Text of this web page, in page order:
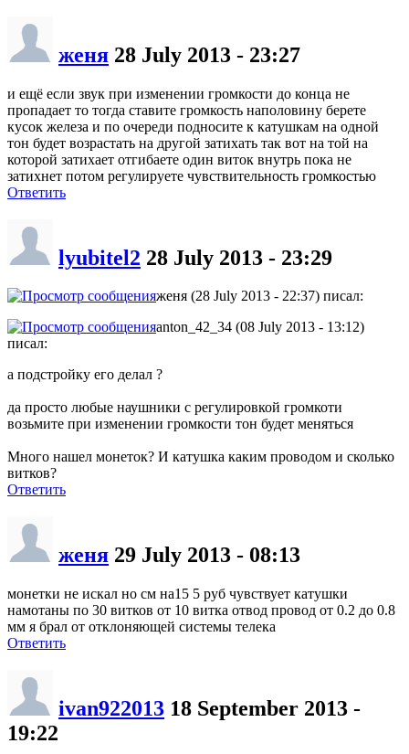
женя 28 July 2013 - 23:27
и ещё если звук при изменении громкости до конца не
пропадает то тогда ставите громкость наполовину берете
кусок железа и по очереди подносите к катушкам на одной
тон будет возрастать на другой затихать так вот на той на
которой затихает отгибаете один виток внутрь пока не
затихнет потом регулируете чувствительность громкостью
Ответить
lyubitel2 28 July 2013 - 23:29
женя (28 July 2013 - 22:37) писал:
anton_42_34 (08 July 2013 - 13:12)
писал:
а подстройку его делал ?
да просто любые наушники с регулировкой громкоти
возьмите при изменении громкости тон будет меняться
Много нашел монеток? И катушка каким проводом и сколько
витков?
Ответить
женя 29 July 2013 - 08:13
монетки не искал но см на15 5 руб чувствует катушки
намотаны по 30 витков от 10 витка отвод провод от 0.2 до 0.8
мм я брал от отклоняющей системы телека
Ответить
ivan922013 18 September 2013 -
19:22